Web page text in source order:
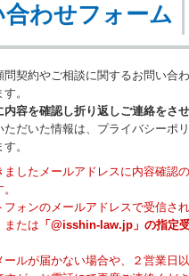
合わせフォーム
問契約やご相談に関するお問い合
。
容を確認し折り返しご連絡をさ
ただいた情報は、プライバシーポ
。
ましたメールアドレスに内容確認
フォンのメールアドレスで受信さ
または 「@isshin-law.jp」の指定
ールが届かない場合や、２営業日